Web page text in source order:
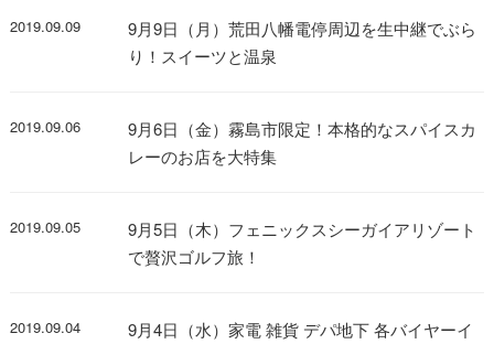
2019.09.09
9月9日（月）荒田八幡電停周辺を生中継でぶら
り！スイーツと温泉
2019.09.06
9月6日（金）霧島市限定！本格的なスパイスカ
レーのお店を大特集
2019.09.05
9月5日（木）フェニックスシーガイアリゾート
で贅沢ゴルフ旅！
2019.09.04
9月4日（水）家電 雑貨 デパ地下 各バイヤーイ